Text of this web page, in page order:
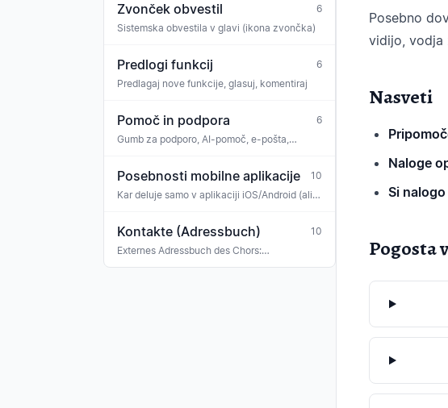
Zvonček obvestil
6
Sistemska obvestila v glavi (ikona zvončka)
Predlogi funkcij
6
Predlagaj nove funkcije, glasuj, komentiraj
Pomoč in podpora
6
Gumb za podporo, AI-pomoč, e-pošta,
Posebnosti mobilne aplikacije
10
Kar deluje samo v aplikaciji iOS/Android (ali
Kontakte (Adressbuch)
10
Externes Adressbuch des Chors:
Posebno
vidijo, vodja
Nasveti
Naloge
Si
Pogosta